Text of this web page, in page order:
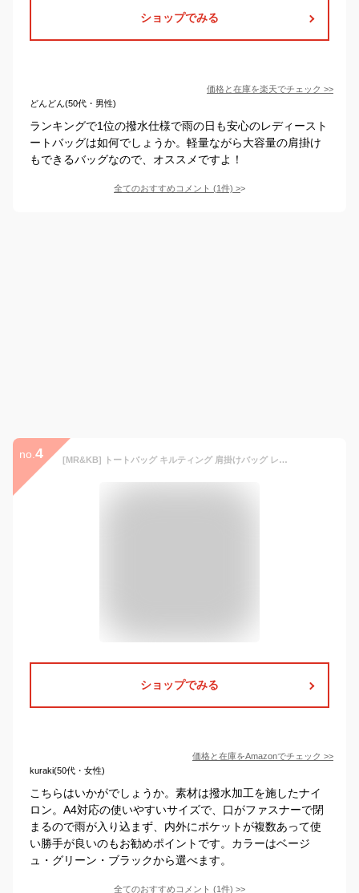
ショップでみる
価格と在庫を楽天でチェック >>
どんどん(50代・男性)
ランキングで1位の撥水仕様で雨の日も安心のレディースト
ートバッグは如何でしょうか。軽量ながら大容量の肩掛け
もできるバッグなので、オススメですよ！
全てのおすすめコメント (1件) >
no. 4 [MR&KB] トートバッグ キルティング 肩掛けバッグ レディース ふわふわ A4対応 軽量 撥水 ナイロン製 大容量 おしゃれバッグ 通勤バック (ベージュ)
ショップでみる
価格と在庫をAmazonでチェック >>
kuraki(50代・女性)
こちらはいかがでしょうか。素材は撥水加工を施したナイ
ロン。A4対応の使いやすいサイズで、口がファスナーで閉
まるので雨が入り込まず、内外にポケットが複数あって使
い勝手が良いのもお勧めポイントです。カラーはベージ
ュ・グリーン・ブラックから選べます。
全てのおすすめコメント (1件) >